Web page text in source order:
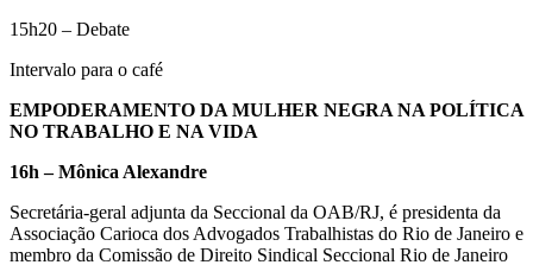
15h20 – Debate
Intervalo para o café
EMPODERAMENTO DA MULHER NEGRA NA POLÍTICA
NO TRABALHO E NA VIDA
16h – Mônica Alexandre
Secretária-geral adjunta da Seccional da OAB/RJ, é presidenta da
Associação Carioca dos Advogados Trabalhistas do Rio de Janeiro e
membro da Comissão de Direito Sindical Seccional Rio de Janeiro